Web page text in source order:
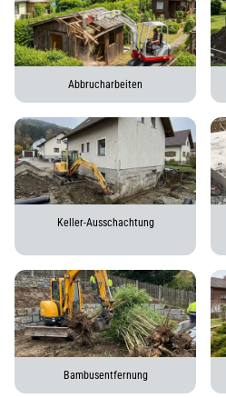
Abbrucharbeiten
Keller-Ausschachtung
Bambusentfernung